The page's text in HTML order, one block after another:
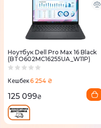
Ноутбук Dell Pro Max 16 Black
(BTO602MC16255UA_W11P)
Кешбек6 254 ₴
125 099₴